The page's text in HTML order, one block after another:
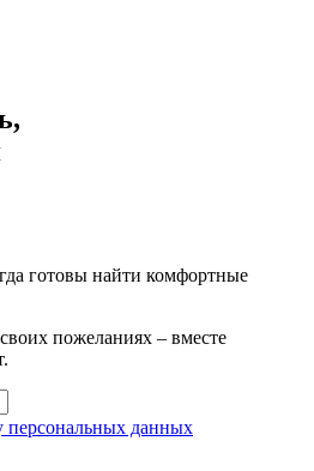
готовы найти комфортные
пожеланиях – вместе
персональных данных